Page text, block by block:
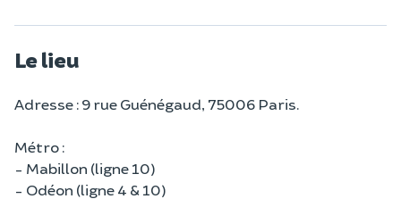
Le lieu
Adresse : 9 rue Guénégaud, 75006 Paris.
Métro :
- Mabillon (ligne 10)
- Odéon (ligne 4 & 10)